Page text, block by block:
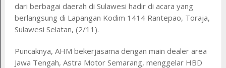
dari berbagai daerah di Sulawesi hadir di acara yang
berlangsung di Lapangan Kodim 1414 Rantepao, Toraja,
Sulawesi Selatan, (2/11).
Puncaknya, AHM bekerjasama dengan main dealer area
Jawa Tengah, Astra Motor Semarang, menggelar HBD